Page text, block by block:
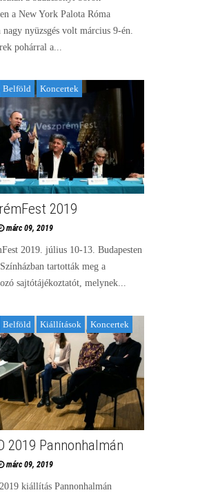
a New York Palota Róma
nagy nyüzsgés volt március 9-én.
pohárral a...
Belföld Koncertek
2019
márc 09, 2019
2019. július 10-13. Budapesten
tartották meg a
sajtótájékoztatót, melynek...
Belföld Kiállítások Koncertek
2019 Pannonhalmán
márc 09, 2019
kiállítás Pannonhalmán